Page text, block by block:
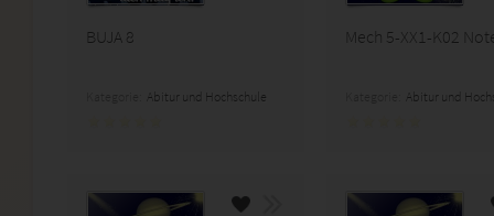
BUJA 8
Abitur und Hochschule
Mech 5-XX1-K02
Abitur und